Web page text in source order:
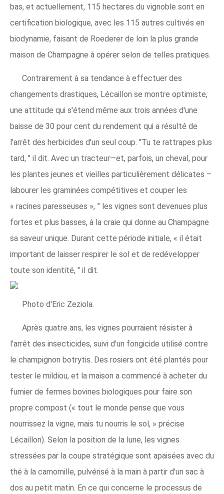
bas, et actuellement, 115 hectares du vignoble sont en
certification biologique, avec les 115 autres cultivés en
biodynamie, faisant de Roederer de loin la plus grande
maison de Champagne à opérer selon de telles pratiques.
Contrairement à sa tendance à effectuer des
changements drastiques, Lécaillon se montre optimiste,
une attitude qui s'étend même aux trois années d'une
baisse de 30 pour cent du rendement qui a résulté de
l'arrêt des herbicides d'un seul coup. "Tu te rattrapes plus
tard, " il dit. Avec un tracteur—et, parfois, un cheval, pour
les plantes jeunes et vieilles particulièrement délicates –
labourer les graminées compétitives et couper les
« racines paresseuses », ” les vignes sont devenues plus
fortes et plus basses, à la craie qui donne au Champagne
sa saveur unique. Durant cette période initiale, « il était
important de laisser respirer le sol et de redévelopper
toute son identité, " il dit.
Photo d'Eric Zeziola.
Après quatre ans, les vignes pourraient résister à
l'arrêt des insecticides, suivi d'un fongicide utilisé contre
le champignon botrytis. Des rosiers ont été plantés pour
tester le mildiou, et la maison a commencé à acheter du
fumier de fermes bovines biologiques pour faire son
propre compost (« tout le monde pense que vous
nourrissez la vigne, mais tu nourris le sol, » précise
Lécaillon). Selon la position de la lune, les vignes
stressées par la coupe stratégique sont apaisées avec du
thé à la camomille, pulvérisé à la main à partir d'un sac à
dos au petit matin. En ce qui concerne le processus de